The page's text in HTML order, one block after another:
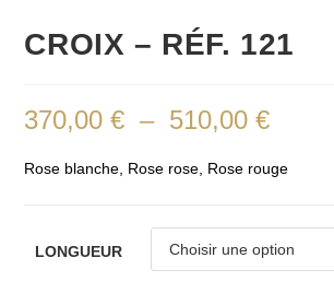
CROIX – RÉF. 121
370,00€ – 510,00€Plage
de
à
Rose blanche, Rose rose, Rose rouge
LONGUEUR